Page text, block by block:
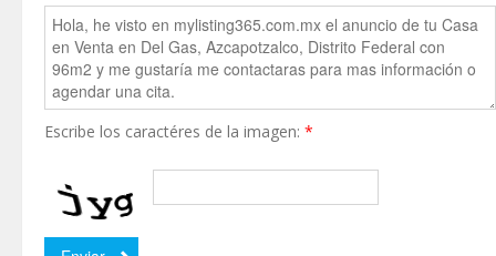
Escribe los caractéres de la imagen: *